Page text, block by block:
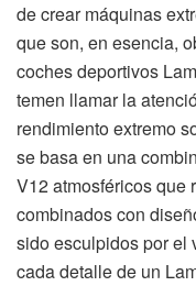
de crear máquinas
que son, en esencia,
coches deportivos
temen llamar la
rendimiento extremo
se basa en una
V12 atmosféricos que
combinados con
sido esculpidos por el
cada detalle de un